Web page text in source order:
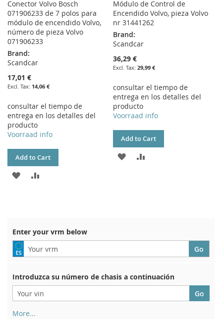
Conector Volvo Bosch
071906233 de 7 polos para
módulo de encendido Volvo,
número de pieza Volvo
071906233
Brand:
Scandcar
17,01 €
14,06 €
consultar el tiempo de
entrega en los detalles del
producto
Voorraad info
Add to Cart
ADD
Módulo de Control de
Encendido Volvo, pieza Volvo
nr 31441262
Brand:
Scandcar
36,29 €
29,99 €
consultar el tiempo de
entrega en los detalles del
producto
Voorraad info
Add to Cart
ADD
Enter your vrm below
Introduzca su número de chasis a continuación
More...